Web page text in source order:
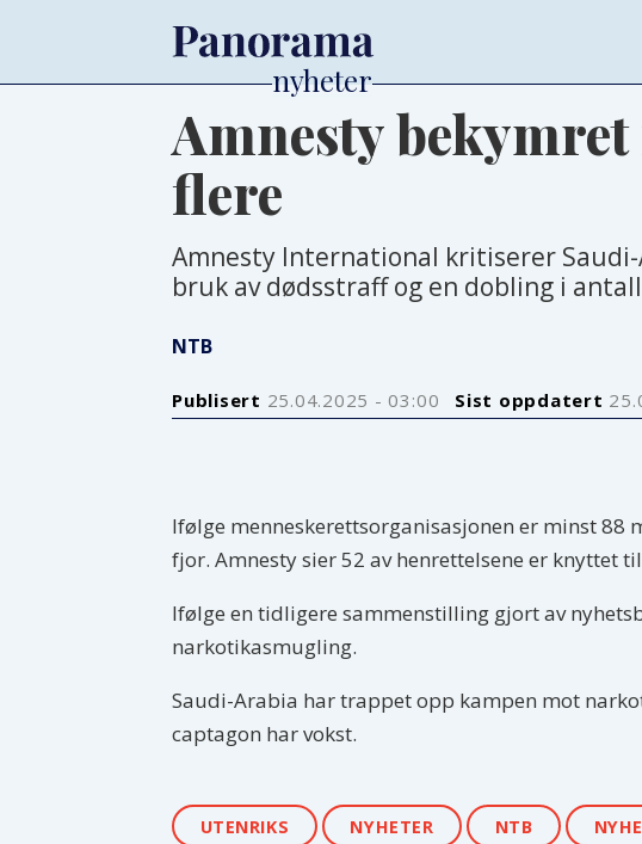
Amnesty
flere
Amnesty International kritiserer
bruk av dødsstraff og en dobling i
NTB
Publisert 25.04.2025 - 03:00 Sist oppdatert
Ifølge menneskerettsorganisasjonen er minst
fjor. Amnesty sier 52 av henrettelsene er knyttet
Ifølge en tidligere sammenstilling gjort av
narkotikasmugling.
Saudi-Arabia har trappet opp kampen mot
captagon har vokst.
UTENRIKS NYHETER NTB